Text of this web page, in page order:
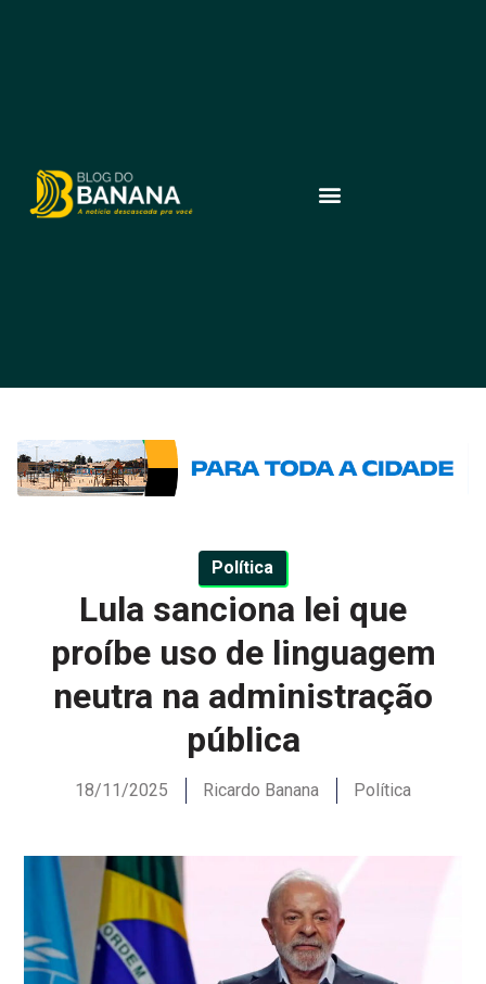
Política
Lula sanciona lei que
proíbe uso de linguagem
neutra na administração
pública
18/11/2025 Ricardo Banana Política